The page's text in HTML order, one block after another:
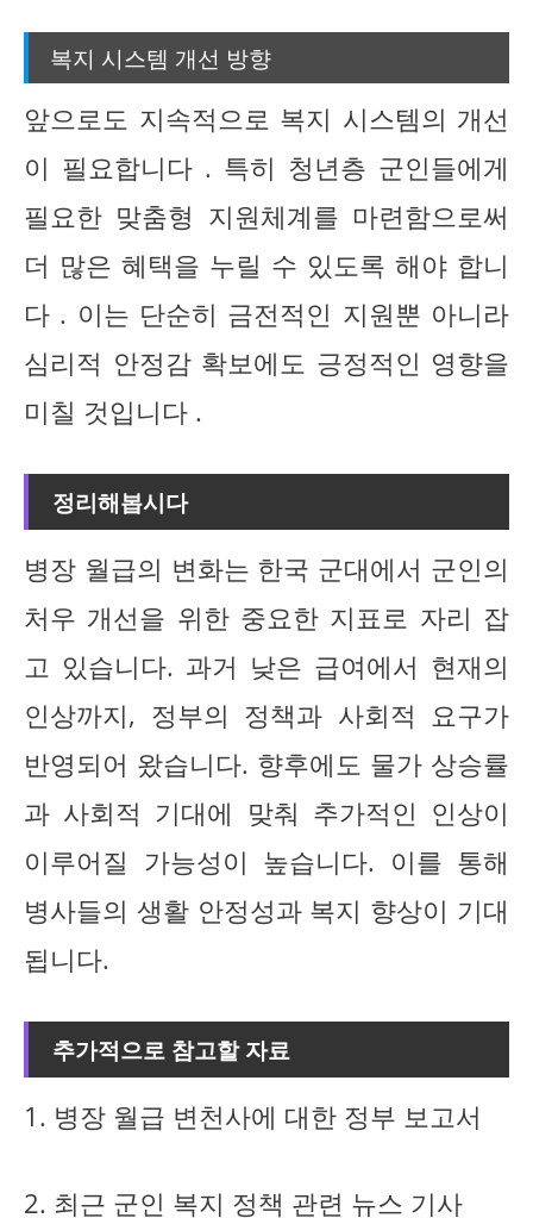
복지 시스템 개선 방향
앞으로도 지속적으로 복지 시스템의 개선
이 필요합니다 . 특히 청년층 군인들에게
필요한 맞춤형 지원체계를 마련함으로써
더 많은 혜택을 누릴 수 있도록 해야 합니
다 . 이는 단순히 금전적인 지원뿐 아니라
심리적 안정감 확보에도 긍정적인 영향을
미칠 것입니다 .
정리해봅시다
병장 월급의 변화는 한국 군대에서 군인의
처우 개선을 위한 중요한 지표로 자리 잡
고 있습니다. 과거 낮은 급여에서 현재의
인상까지, 정부의 정책과 사회적 요구가
반영되어 왔습니다. 향후에도 물가 상승률
과 사회적 기대에 맞춰 추가적인 인상이
이루어질 가능성이 높습니다. 이를 통해
병사들의 생활 안정성과 복지 향상이 기대
됩니다.
추가적으로 참고할 자료
1. 병장 월급 변천사에 대한 정부 보고서
2. 최근 군인 복지 정책 관련 뉴스 기사